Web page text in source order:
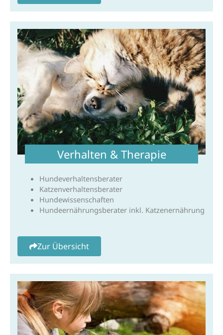
Verhalten & Therapie
Hundeverhaltensberater
Katzenverhaltensberater
Hundewissenschaften
Hundeernährungsberater inkl. Katzenernährung
Zur Übersicht